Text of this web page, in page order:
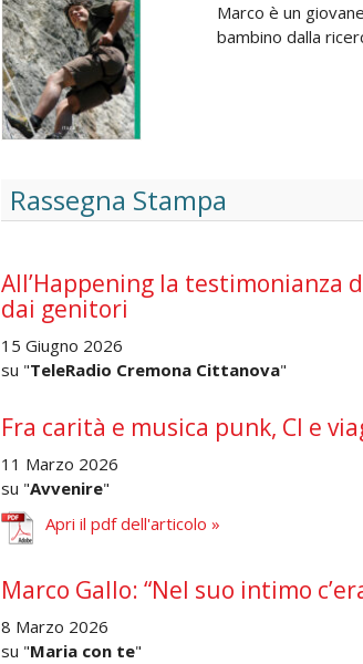
Marco è un
bambino dalla
Rassegna Stampa
All’Happening la testimonianza
dai genitori
15 Giugno 2026
su "TeleRadio Cremona Cittanova"
Fra carità e musica punk, Cl e
11 Marzo 2026
su "Avvenire"
Apri il pdf dell'articolo »
Marco Gallo: “Nel suo intimo
8 Marzo 2026
su "Maria con te"